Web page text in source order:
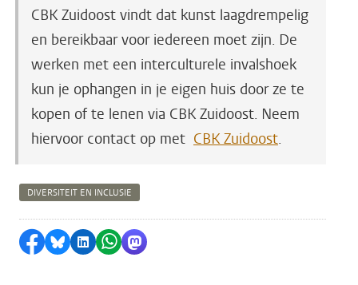
CBK Zuidoost vindt dat kunst laagdrempelig
en bereikbaar voor iedereen moet zijn. De
werken met een interculturele invalshoek
kun je ophangen in je eigen huis door ze te
kopen of te lenen via CBK Zuidoost. Neem
hiervoor contact op met CBK Zuidoost.
DIVERSITEIT EN INCLUSIE
Delen op Facebook
Delen via Bluesky
Delen op LinkedIn
Delen via WhatsApp
Delen via Mastodon